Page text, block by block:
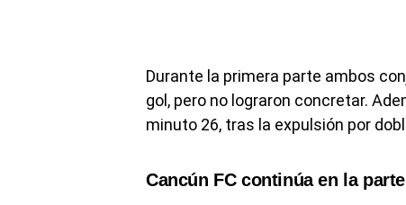
Durante la primera parte ambos
gol, pero no lograron concretar.
minuto 26, tras la expulsión por
Cancún FC continúa en la